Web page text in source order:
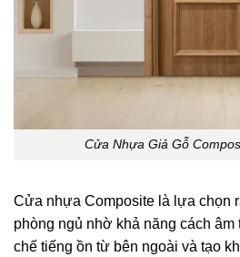
Cửa Nhựa Giả Gỗ
Cửa nhựa Composite là lựa chọn
phòng ngủ nhờ khả năng cách
chế tiếng ồn từ bên ngoài và tạo